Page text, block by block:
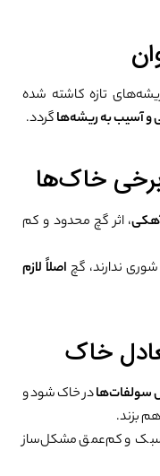
تازه کاشته شده
آسیب به ریشه‌هاگردد.
، اثر گچ محدود و کم
ندارند، گچ اصلاً لازم
سولفات‌هادر خاک شود و
بزند.
سبک و کم‌عمق مشکل‌ساز